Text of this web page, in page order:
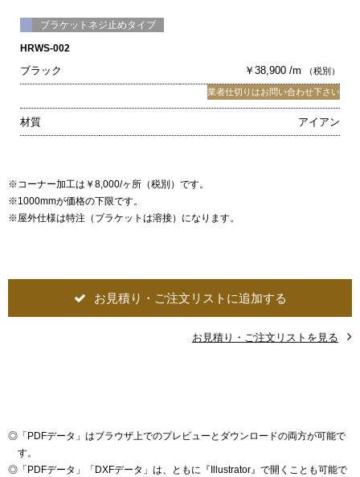
ブラケットネジ止めタイプ
HRWS-002
ブラック ￥38,900 /m （税別）
業者仕切りはお問い合わせ下さい
材質 アイアン
※コーナー加工は￥8,000/ヶ所（税別）です。
※1000mmが価格の下限です。
※屋外仕様は特注（ブラケットは溶接）になります。
お見積り・ご注文リストに追加する
お見積り・ご注文リストを見る
◎ 「PDFデータ」はブラウザ上でのプレビューとダウンロードの両方が可能で
す。
◎ 「PDFデータ」「DXFデータ」は、ともに『Illustrator』で開くことも可能で